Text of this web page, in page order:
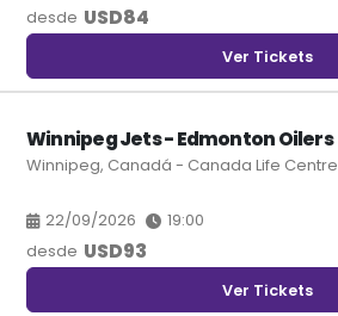
desde USD84
Ver Tickets
Winnipeg Jets - Edmonton Oilers
Winnipeg, Canadá - Canada Life Centre
22/09/2026
19:00
desde USD93
Ver Tickets